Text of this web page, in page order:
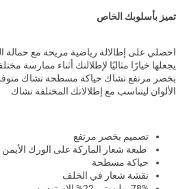
تميز بأسلوبك الخاص
احصلي على إطالالة رياضية مريحة مع حمالة
يجعلها خيارًا مثاليًا لإطلالتك أثناء ممارسة
بخصر مرتفع تشاك حياكة مسطحة تشاك
الألوان ليتناسب مع إطلالاتك المختلفة تشاك
تصميم بخصر مرتفع
طبعة شعار الماركة على الورك الأيمن
حياكة مسطحة
نقشة شعار في الخلف